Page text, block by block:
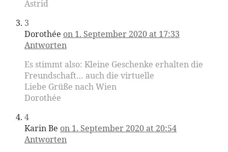
Astrid
3
Dorothée on 1. September 2020 at 17:33
Antworten
Es stimmt also: Kleine Geschenke erhalten die
Freundschaft… auch die virtuelle
Liebe Grüße nach Wien
Dorothée
4
Karin Be on 1. September 2020 at 20:54
Antworten